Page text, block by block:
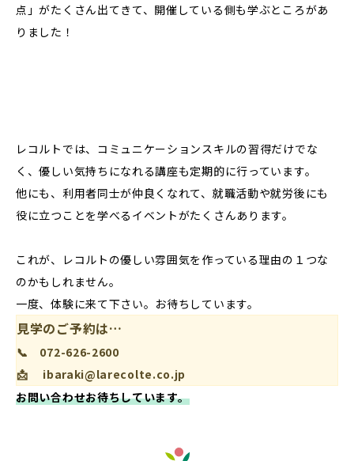
点」がたくさん出てきて、開催している側も学ぶところがあ
りました！
レコルトでは、コミュニケーションスキルの習得だけでな
く、優しい気持ちになれる講座も定期的に行っています。
他にも、利用者同士が仲良くなれて、就職活動や就労後にも
役に立つことを学べるイベントがたくさんあります。
これが、レコルトの優しい雰囲気を作っている理由の１つな
のかもしれません。
一度、体験に来て下さい。お待ちしています。
見学のご予約は…
📞 072-626-2600
📩 ibaraki@larecolte.co.jp
お問い合わせお待ちしています。